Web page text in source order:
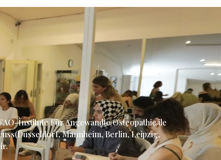
İnstitute Für Angewandte Osteopathie ile
Mannheim, Berlin, Leipzig,